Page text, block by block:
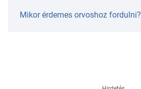
Mikor érdemes orvoshoz fordulni?